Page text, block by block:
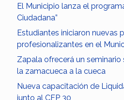
El Municipio lanza el
Ciudadana”
Estudiantes iniciaron nuevas
profesionalizantes en el
Zapala ofrecerá un
la zamacueca a la cueca
Nueva capacitación de
junto al CFP 30